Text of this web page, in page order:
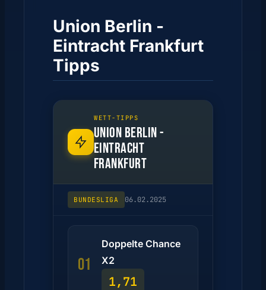
Union Berlin -
Eintracht Frankfurt
Tipps
WETT-TIPPS
UNION BERLIN -
EINTRACHT
FRANKFURT
BUNDESLIGA 06.02.2025
01
Doppelte Chance
X2
1,71